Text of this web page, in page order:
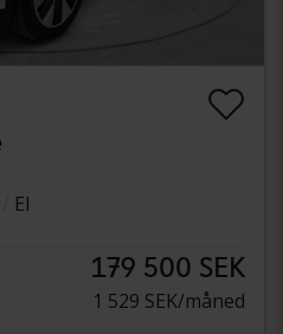
El
179 500 SEK
1 529 SEK/måned